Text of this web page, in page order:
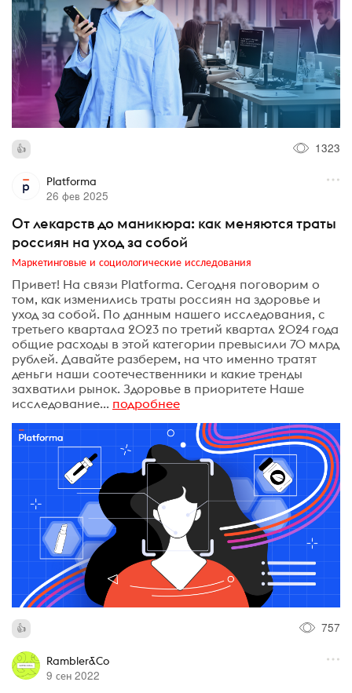
1323
Platforma
26 фев 2025
От лекарств до маникюра: как меняются траты
россиян на уход за собой
Маркетинговые и социологические исследования
Привет! На связи Platforma. Сегодня поговорим о
том, как изменились траты россиян на здоровье и
уход за собой. По данным нашего исследования, с
третьего квартала 2023 по третий квартал 2024 года
общие расходы в этой категории превысили 70 млрд
рублей. Давайте разберем, на что именно тратят
деньги наши соотечественники и какие тренды
захватили рынок. Здоровье в приоритете Наше
исследование... подробнее
757
Rambler&Co
9 сен 2022